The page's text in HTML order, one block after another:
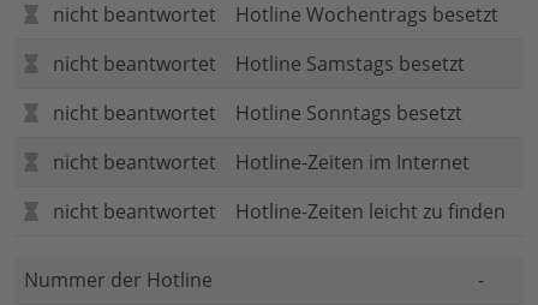
nicht beantwortet
Hotline Wochentrags besetzt
nicht beantwortet
Hotline Samstags besetzt
nicht beantwortet
Hotline Sonntags besetzt
nicht beantwortet
Hotline-Zeiten im Internet
nicht beantwortet
Hotline-Zeiten leicht zu finden
Nummer der Hotline
-